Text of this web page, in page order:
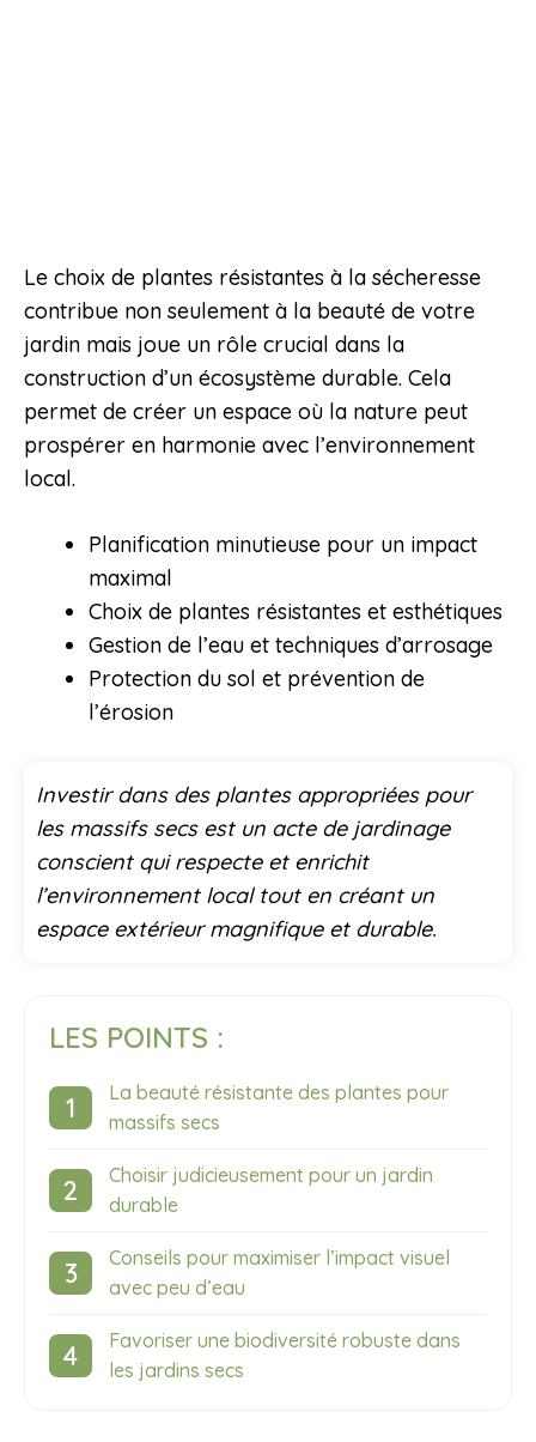
Le choix de plantes résistantes à la sécheresse
contribue non seulement à la beauté de votre
jardin mais joue un rôle crucial dans la
construction d’un écosystème durable. Cela
permet de créer un espace où la nature peut
prospérer en harmonie avec l’environnement
local.
Planification minutieuse pour un impact
maximal
Choix de plantes résistantes et esthétiques
Gestion de l’eau et techniques d’arrosage
Protection du sol et prévention de
l’érosion
Investir dans des plantes appropriées pour
les massifs secs est un acte de jardinage
conscient qui respecte et enrichit
l’environnement local tout en créant un
espace extérieur magnifique et durable.
LES POINTS :
La beauté résistante des plantes pour
massifs secs
Choisir judicieusement pour un jardin
durable
Conseils pour maximiser l’impact visuel
avec peu d’eau
Favoriser une biodiversité robuste dans
les jardins secs